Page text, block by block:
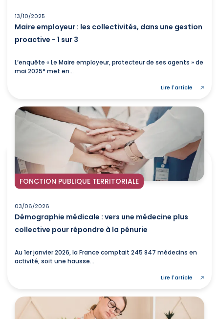
13/10/2025
Maire employeur : les collectivités, dans une gestion
proactive - 1 sur 3
L’enquête « Le Maire employeur, protecteur de ses agents » de
mai 2025* met en...
Lire l'article
FONCTION PUBLIQUE TERRITORIALE
03/06/2026
Démographie médicale : vers une médecine plus
collective pour répondre à la pénurie
Au 1er janvier 2026, la France comptait 245 847 médecins en
activité, soit une hausse...
Lire l'article